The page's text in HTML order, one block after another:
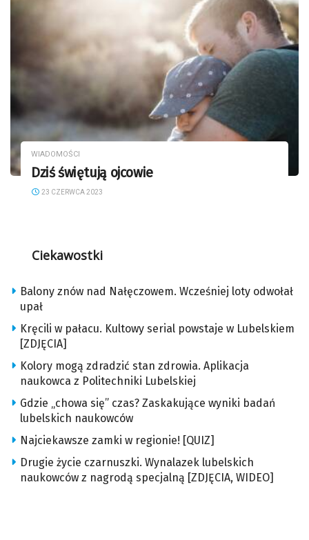
WIADOMOŚCI
Dziś świętują ojcowie
23 CZERWCA 2023
Ciekawostki
Balony znów nad Nałęczowem. Wcześniej loty odwołał
upał
Kręcili w pałacu. Kultowy serial powstaje w Lubelskiem
[ZDJĘCIA]
Kolory mogą zdradzić stan zdrowia. Aplikacja
naukowca z Politechniki Lubelskiej
Gdzie „chowa się” czas? Zaskakujące wyniki badań
lubelskich naukowców
Najciekawsze zamki w regionie! [QUIZ]
Drugie życie czarnuszki. Wynalazek lubelskich
naukowców z nagrodą specjalną [ZDJĘCIA, WIDEO]